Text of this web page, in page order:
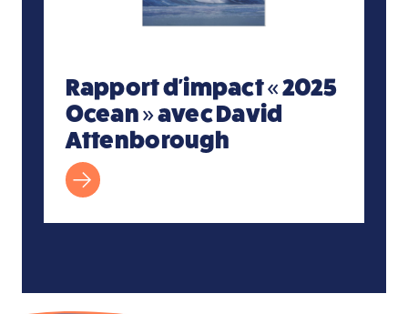
Rapport d'impact « 2025
Ocean » avec David
Attenborough